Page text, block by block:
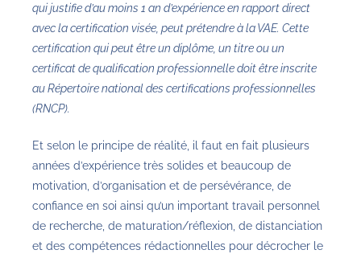
qui justifie d’au moins 1 an d’expérience en rapport direct
avec la certification visée, peut prétendre à la VAE. Cette
certification qui peut être un diplôme, un titre ou un
certificat de qualification professionnelle doit être inscrite
au Répertoire national des certifications professionnelles
(RNCP).
Et selon le principe de réalité, il faut en fait plusieurs
années d’expérience très solides et beaucoup de
motivation, d’organisation et de persévérance, de
confiance en soi ainsi qu’un important travail personnel
de recherche, de maturation/réflexion, de distanciation
et des compétences rédactionnelles pour décrocher le